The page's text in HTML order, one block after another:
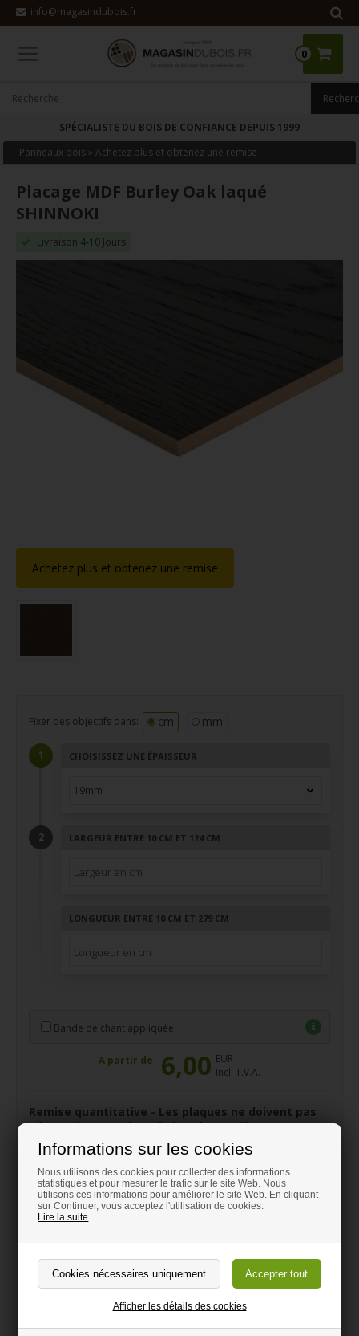
Informations sur les cookies
Nous utilisons des cookies pour collecter des informations
statistiques et pour mesurer le trafic sur le site Web. Nous
utilisons ces informations pour améliorer le site Web. En cliquant
sur Continuer, vous acceptez l'utilisation de cookies.
Lire la suite
Afficher les détails des cookies
info@magasindubois.fr
0
SPÉCIALISTE DU BOIS DE CONFIANCE DEPUIS 1999
Panneaux bois »Achetez plus et obtenez une remise
Placage MDF Burley Oak laqué
SHINNOKI
Livraison 4-10 Jours
Achetez plus et obtenez une remise
Fixer des objectifs dans: cm mm
CHOISISSEZ UNE ÉPAISSEUR
LARGEUR ENTRE 10 CM ET 124 CM
LONGUEUR ENTRE 10 CM ET 279 CM
Bande de chant appliquée
A partir de 6,00 EUR
Incl. T.V.A.
Remise quantitative - Les plaques ne doivent pas
nécessairement être de la même taille
5 qté
10 qté
20% remise
La réduction est appliquée au panier d´achat
pièce
Acheter un échantillon 7,00 EUR